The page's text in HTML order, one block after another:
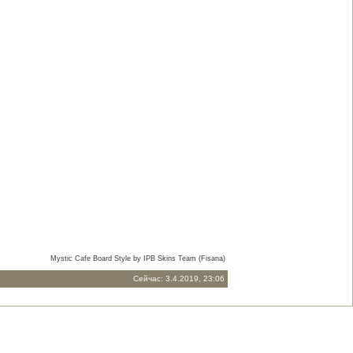
Mystic Cafe Board Style by IPB Skins Team (Fisana)
Сейчас: 3.4.2019, 23:06